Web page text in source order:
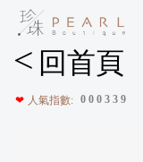
< 回首頁
❤ 人氣指數: 0 0 0 3 3 9